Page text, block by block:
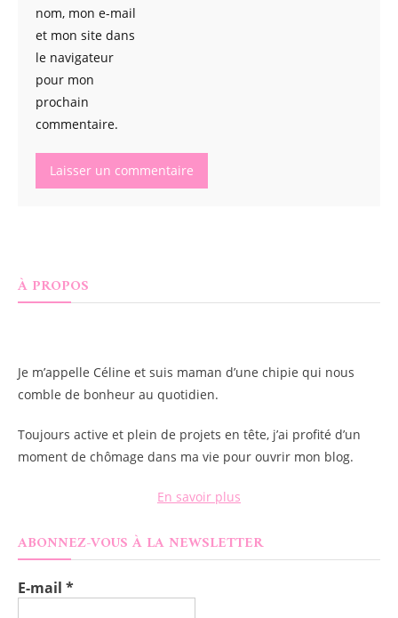
nom, mon e-mail
et mon site dans
le navigateur
pour mon
prochain
commentaire.
À PROPOS
Je m’appelle Céline et suis maman d’une chipie qui nous
comble de bonheur au quotidien.
Toujours active et plein de projets en tête, j’ai profité d’un
moment de chômage dans ma vie pour ouvrir mon blog.
En savoir plus
ABONNEZ-VOUS À LA NEWSLETTER
E-mail *